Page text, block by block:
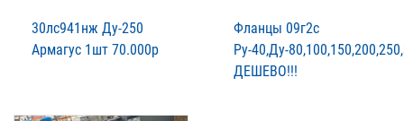
30лс941нж Ду-250
Армагус 1шт 70.000р
Фланцы 09г2с
Ру-40,Ду-
ДЕШЕВО!!!